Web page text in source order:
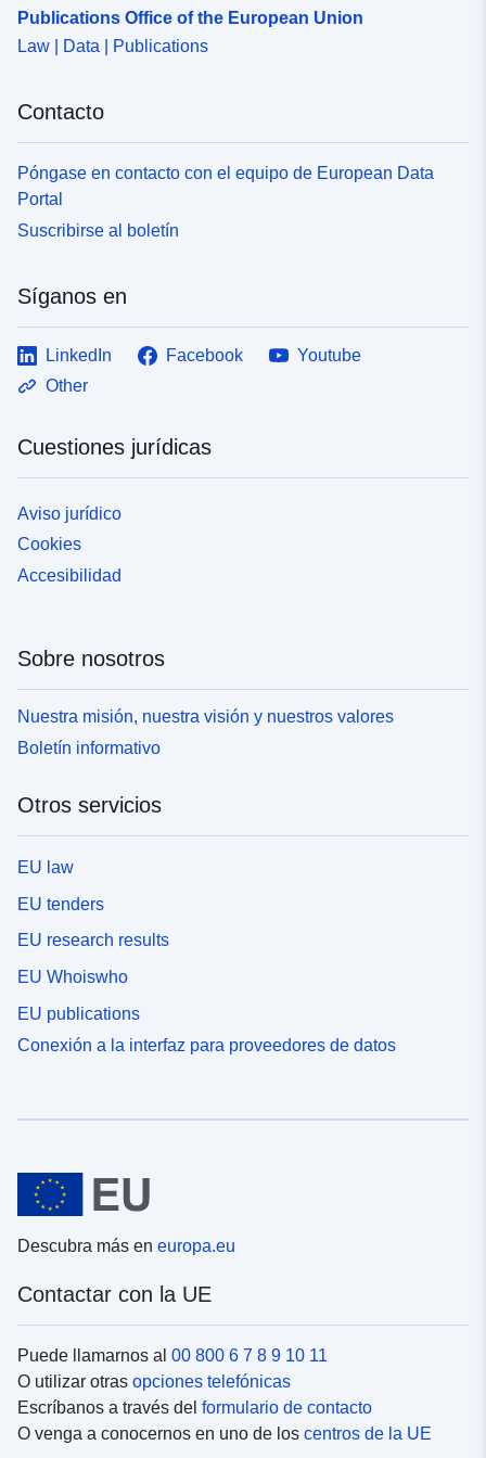
Publications Office of the European Union
Law | Data | Publications
Contacto
Póngase en contacto con el equipo de European Data
Portal
Suscribirse al boletín
Síganos en
LinkedIn Facebook
Youtube
Other
Cuestiones jurídicas
Aviso jurídico
Cookies
Accesibilidad
Sobre nosotros
Nuestra misión, nuestra visión y nuestros valores
Boletín informativo
Otros servicios
EU law
EU tenders
EU research results
EU Whoiswho
EU publications
Conexión a la interfaz para proveedores de datos
Descubra más en europa.eu
Contactar con la UE
Puede llamarnos al 00 800 6 7 8 9 10 11
O utilizar otras opciones telefónicas
Escríbanos a través del formulario de contacto
O venga a conocernos en uno de los centros de la UE